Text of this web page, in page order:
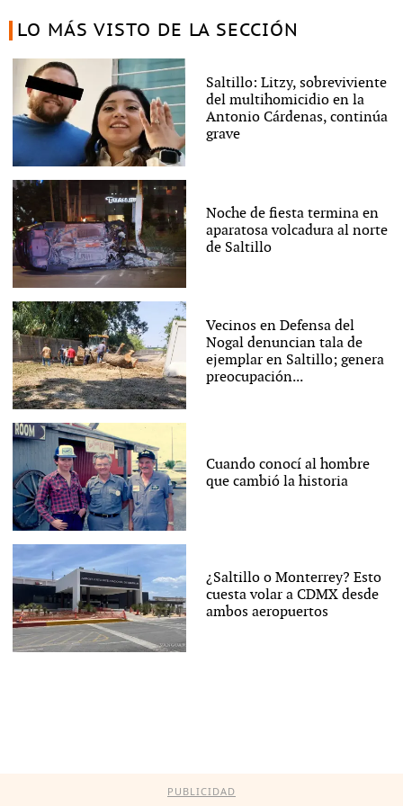
LO MÁS VISTO DE LA SECCIÓN
Saltillo: Litzy, sobreviviente
del multihomicidio en la
Antonio Cárdenas, continúa
grave
Noche de fiesta termina en
aparatosa volcadura al norte
de Saltillo
Vecinos en Defensa del
Nogal denuncian tala de
ejemplar en Saltillo; genera
preocupación...
Cuando conocí al hombre
que cambió la historia
¿Saltillo o Monterrey? Esto
cuesta volar a CDMX desde
ambos aeropuertos
PUBLICIDAD